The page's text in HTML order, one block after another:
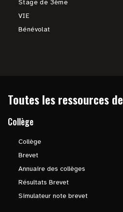
Stage de 3ème
VIE
Bénévolat
Toutes les ressources de
Collège
Collège
Brevet
Annuaire des collèges
Résultats Brevet
Simulateur note brevet